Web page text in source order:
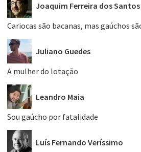
Joaquim Ferreira dos Santos
Cariocas são bacanas, mas gaúchos
Juliano Guedes
A mulher do lotação
Leandro Maia
Sou gaúcho por fatalidade
Luís Fernando Veríssimo